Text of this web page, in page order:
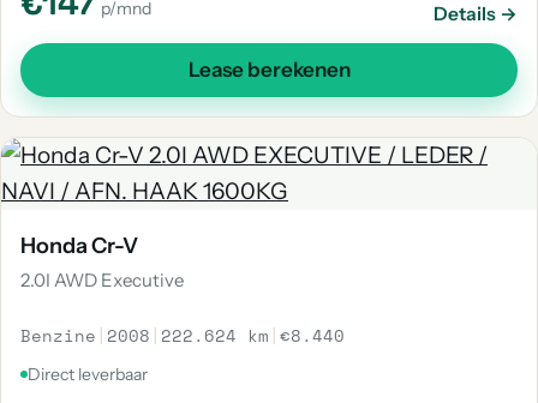
p/mnd Details →
Lease berekenen
Honda Cr-V
2.0I AWD Executive
Benzine | 2008 | 222.624 km |€8.440
Direct leverbaar